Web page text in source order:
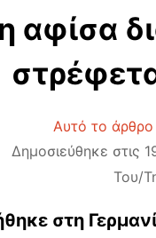
αφίσα
Αυτό το άρθρο
Δημοσιεύθηκε στις
Του/
στη